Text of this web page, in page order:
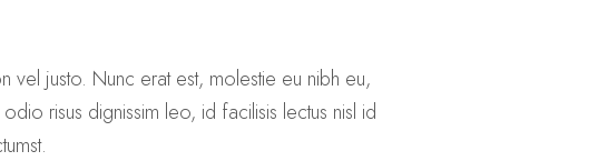
vel justo. Nunc erat est, molestie eu nibh eu,
risus dignissim leo, id facilisis lectus nisl id